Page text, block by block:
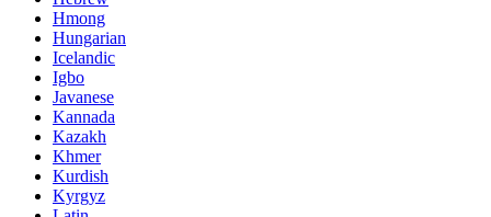
Hmong
Hungarian
Icelandic
Igbo
Javanese
Kannada
Kazakh
Khmer
Kurdish
Kyrgyz